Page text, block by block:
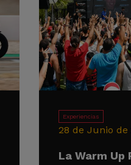
Experiencias
28 de Junio de
La Warm Up